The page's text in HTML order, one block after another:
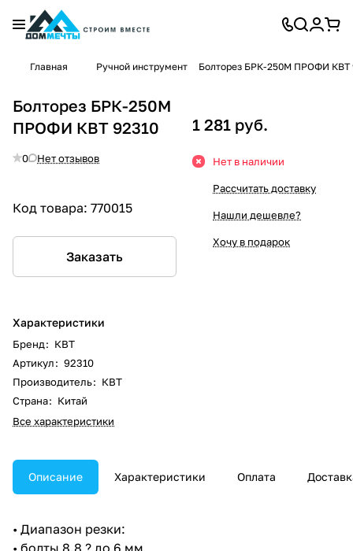
Главная Ручной инструмент Болторез БРК-250М ПРОФИ КВТ
Болторез БРК-250М
ПРОФИ КВТ 92310
0 Нет отзывов
Код товара: 770015
Заказать
Характеристики
Бренд: КВТ
Артикул: 92310
Производитель: КВТ
Страна: Китай
Все характеристики
1 281 руб.
Нет в наличии
Рассчитать доставку
Нашли дешевле?
Хочу в подарок
Описание Характеристики Оплата
• Диапазон резки:
• болты 8.8 ? до 6 мм